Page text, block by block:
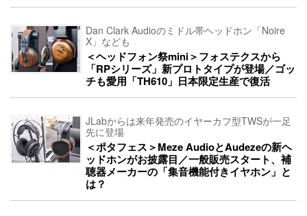
Dan Clark Audioのミドル帯ヘッドホン「Noire
X」なども
＜ヘッドフォン祭mini＞フォステクスから
「RPシリーズ」新プロトタイプが登場／ゴッ
チも愛用「TH610」日本限定生産で復活
JLabからは来年発売のイヤーカフ型TWSが一足
先に登場
＜ポタフェス＞Meze AudioとAudezeの新ヘ
ッドホンがお披露目／一般販売スタート、補
聴器メーカーの「集音機能付きイヤホン」と
は？